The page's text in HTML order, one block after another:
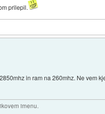
prilepil.
in ram na 260mhz. Ne vem
imenu.